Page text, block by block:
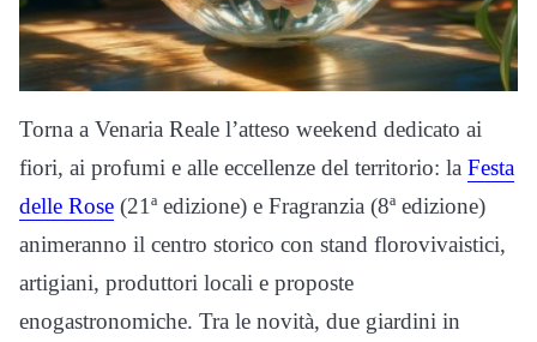
Torna a Venaria Reale l’atteso weekend dedicato ai
fiori, ai profumi e alle eccellenze del territorio: la Festa
delle Rose (21ª edizione) e Fragranzia (8ª edizione)
animeranno il centro storico con stand florovivaistici,
artigiani, produttori locali e proposte
enogastronomiche. Tra le novità, due giardini in